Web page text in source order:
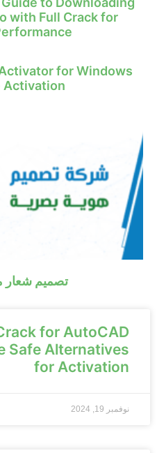
with Full Crack for
for Windows
Activation
تصميم شعار
for AutoCAD
Safe Alternatives
for Activation
نوفمبر 19, 2024